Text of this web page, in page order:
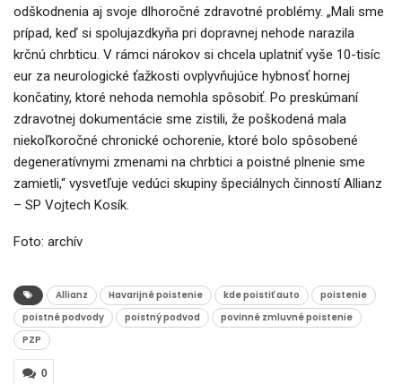
odškodnenia aj svoje dlhoročné zdravotné problémy. „Mali sme
prípad, keď si spolujazdkyňa pri dopravnej nehode narazila
krčnú chrbticu. V rámci nárokov si chcela uplatniť vyše 10-tisíc
eur za neurologické ťažkosti ovplyvňujúce hybnosť hornej
končatiny, ktoré nehoda nemohla spôsobiť. Po preskúmaní
zdravotnej dokumentácie sme zistili, že poškodená mala
niekoľkoročné chronické ochorenie, ktoré bolo spôsobené
degeneratívnymi zmenami na chrbtici a poistné plnenie sme
zamietli,“ vysvetľuje vedúci skupiny špeciálnych činností Allianz
– SP Vojtech Kosík.
Foto: archív
Allianz Havarijné poistenie kde poistiť auto
poistenie
poistné podvody
poistný podvod
povinné zmluvné poistenie
PZP
0